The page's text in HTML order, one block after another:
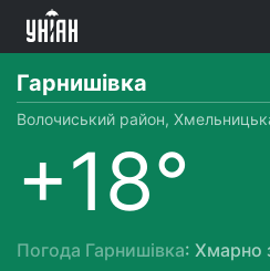
Гарнишівка
Волочиський район,
+18°
Погода Гарнишівка: Хмарно